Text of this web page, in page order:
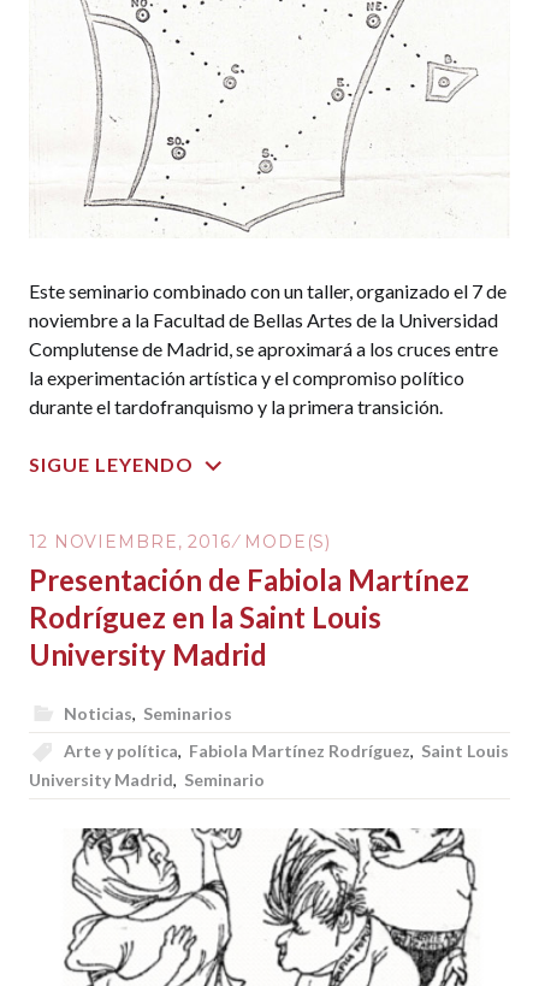
Este seminario combinado con un taller, organizado el 7 de
noviembre a la Facultad de Bellas Artes de la Universidad
Complutense de Madrid, se aproximará a los cruces entre
la experimentación artística y el compromiso político
durante el tardofranquismo y la primera transición.
SIGUE LEYENDO
12 NOVIEMBRE, 2016 MODE(S)
Presentación de Fabiola Martínez
Rodríguez en la Saint Louis
University Madrid
Noticias, Seminarios
Arte y política, Fabiola Martínez Rodríguez, Saint Louis
University Madrid, Seminario